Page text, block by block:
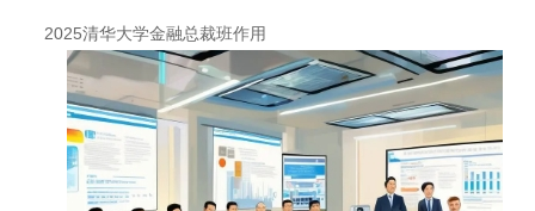
2025清华大学金融总裁班作用